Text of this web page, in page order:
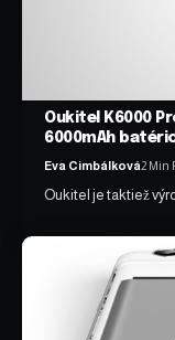
Oukitel K6000
6000mAh
Eva Cimbálková2 Min
Oukitel je taktiež